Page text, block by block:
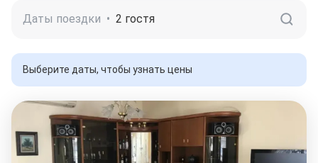
Даты поездки • 2 гостя
Выберите даты, чтобы узнать цены